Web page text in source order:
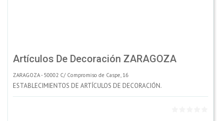
Artículos De Decoración ZARAGOZA
ZARAGOZA - 50002 C/ Compromiso de Caspe, 16
ESTABLECIMIENTOS DE ARTÍCULOS DE DECORACIÓN.